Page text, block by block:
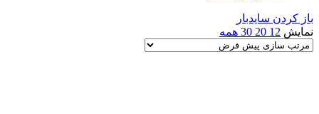
باز کردن سایدبار
نمایش 12
20
30 همه